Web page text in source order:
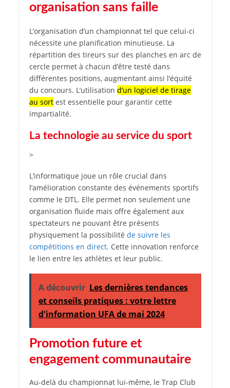
organisation sans faille
L’organisation d’un championnat tel que celui-ci
nécessite une planification minutieuse. La
répartition des tireurs sur des planches en arc de
cercle permet à chacun d’être testé dans
différentes positions, augmentant ainsi l’équité
du concours. L’utilisation d’un logiciel de tirage
au sortest essentielle pour garantir cette
impartialité.
La technologie au service du sport
>
L’informatique joue un rôle crucial dans
l’amélioration constante des événements sportifs
comme le DTL. Elle permet non seulement une
organisation fluide mais offre également aux
spectateurs ne pouvant être présents
physiquement la possibilité de suivre les
compétitions en direct. Cette innovation renforce
le lien entre les athlètes et leur public.
A découvrir Les dernières tendances
et conseils pratiques : votre lettre
d'information UFA de mai 2024
Promotion future et
engagement communautaire
Au-delà du championnat lui-même, le Trap Club